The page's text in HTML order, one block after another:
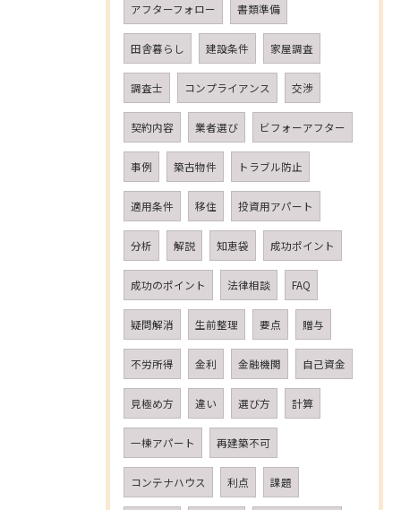
アフターフォロー 書類準備
田舎暮らし 建設条件 家屋調査
調査士 コンプライアンス 交渉
契約内容 業者選び ビフォーアフター
事例 築古物件 トラブル防止
適用条件 移住 投資用アパート
分析 解説 知恵袋 成功ポイント
成功のポイント 法律相談 FAQ
疑問解消 生前整理 要点 贈与
不労所得 金利 金融機関 自己資金
見極め方 違い 選び方 計算
一棟アパート 再建築不可
コンテナハウス 利点 課題